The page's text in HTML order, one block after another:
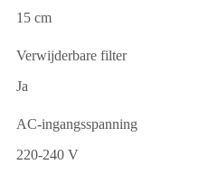
15 cm
Verwijderbare filter
Ja
AC-ingangsspanning
220-240 V